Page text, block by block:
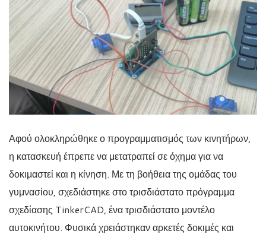
Αφού ολοκληρώθηκε ο προγραμματισμός των κινητήρων,
η κατασκευή έπρεπε να μετατραπεί σε όχημα για να
δοκιμαστεί και η κίνηση. Με τη βοήθεια της ομάδας του
γυμνασίου, σχεδιάστηκε στο τρισδιάστατο πρόγραμμα
σχεδίασης TinkerCAD, ένα τρισδιάστατο μοντέλο
αυτοκινήτου. Φυσικά χρειάστηκαν αρκετές δοκιμές και